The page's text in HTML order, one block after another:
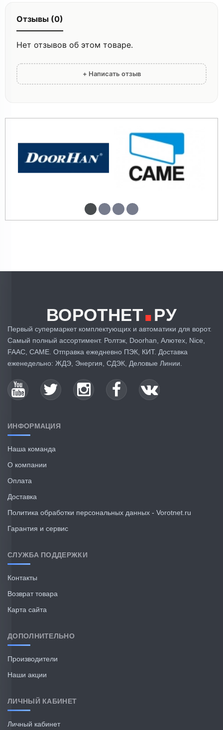
Отзывы (0)
Нет отзывов об этом товаре.
+ Написать отзыв
ВОРОТНЕТ.РУ
Первый супермаркет комплектующих и автоматики для ворот.
Самый полный ассортимент. Ролтэк, Doorhan, Алютех, Nice,
FAAC, CAME. Отправка ежедневно ПЭК, КИТ. Доставка
еженедельно: ЖДЭ, Энергия, СДЭК, Деловые Линии.
ИНФОРМАЦИЯ
Наша команда
О компании
Оплата
Доставка
Политика обработки персональных данных - Vorotnet.ru
Гарантия и сервис
СЛУЖБА ПОДДЕРЖКИ
Контакты
Возврат товара
Карта сайта
ДОПОЛНИТЕЛЬНО
Производители
Наши акции
ЛИЧНЫЙ КАБИНЕТ
Личный кабинет